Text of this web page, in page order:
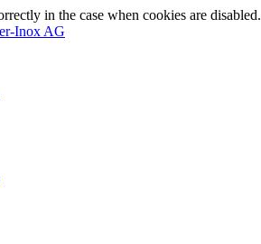
in the case when cookies are disabled.